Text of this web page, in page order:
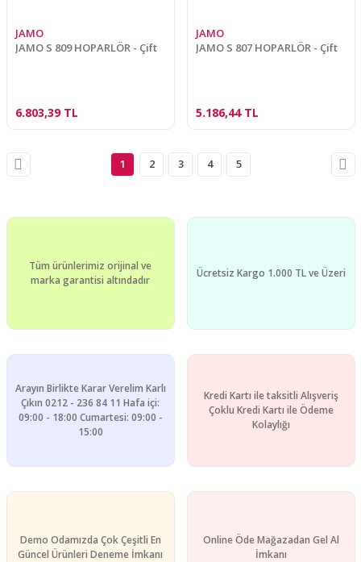
JAMO
JAMO S 809 HOPARLÖR - Çift
6.803,39 TL
JAMO
JAMO S 807 HOPARLÖR - Çift
5.186,44 TL
1 2 3 4 5
Tüm ürünlerimiz orijinal ve
marka garantisi altındadır
Ücretsiz Kargo 1.000 TL ve Üzeri
Arayın Birlikte Karar Verelim Karlı
Çıkın 0212 - 236 84 11 Hafa içi:
09:00 - 18:00 Cumartesi: 09:00 -
15:00
Kredi Kartı ile taksitli Alışveriş
Çoklu Kredi Kartı ile Ödeme
Kolaylığı
Demo Odamızda Çok Çeşitli En
Güncel Ürünleri Deneme İmkanı
Online Öde Mağazadan Gel Al
İmkanı